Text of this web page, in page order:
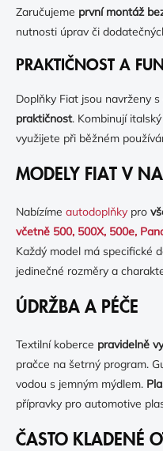
Zaručujeme první montáž
nutnosti úprav či
PRAKTIČNOST A
Doplňky Fiat jsou navrženy
praktičnost. Kombinují
využijete při běžném
MODELY FIAT V
Nabízíme autodoplňky pro
včetně 500, 500X, 500e,
Každý model má specifické
jedinečné rozměry a
ÚDRŽBA A PÉČE
Textilní koberce pravidelně
pračce na šetrný program.
vodou s jemným mýdlem.
přípravky pro automotive
ČASTO KLADENÉ